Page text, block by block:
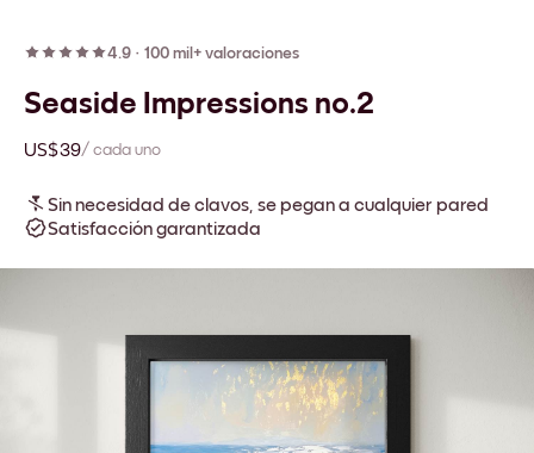
4.9 · 100 mil+ valoraciones
Seaside Impressions no.2
US$39/ cada uno
Sin necesidad de clavos, se pegan a cualquier pared
Satisfacción garantizada